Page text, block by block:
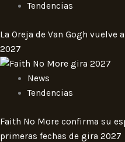
Tendencias
La Oreja de Van Gogh vuelve
2027
News
Tendencias
Faith No More confirma su
primeras fechas de gira 2027